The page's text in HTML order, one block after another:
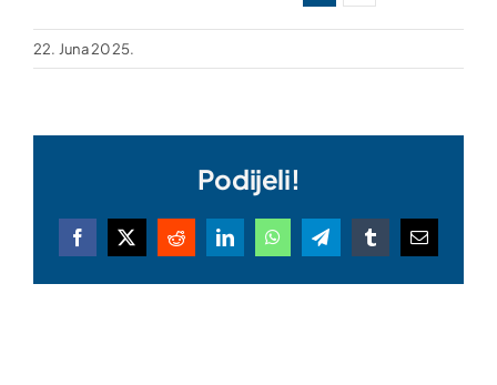
22. Juna 2025.
Podijeli!
Facebook
X RedditLinkedInWhatsAppTelegramTumblrEmail